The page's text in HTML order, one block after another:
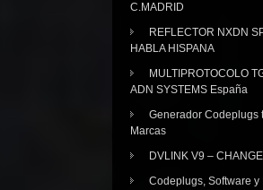
C.MADRID
REFLECTOR NXDN
HABLA HISPANA
MULTIPROTOCOLO
ADN SYSTEMS España
Generador Codeplugs
Marcas
DVLINK V9 –
Codeplugs, Software y